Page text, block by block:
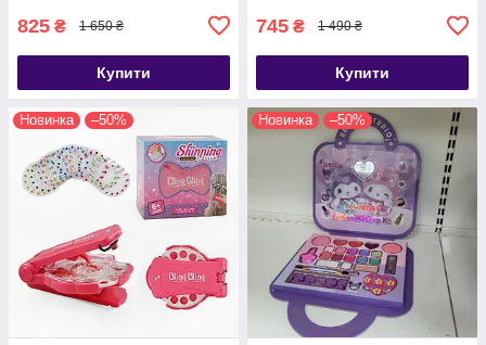
825 ₴ 1 650 ₴
Купити
745 ₴ 1 490 ₴
Купити
Новинка –50% Новинка –50%